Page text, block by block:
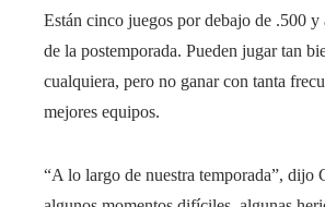
Están cinco juegos por debajo de .500 y
de la postemporada. Pueden jugar tan
cualquiera, pero no ganar con tanta
mejores equipos.
“A lo largo de nuestra temporada”, dijo